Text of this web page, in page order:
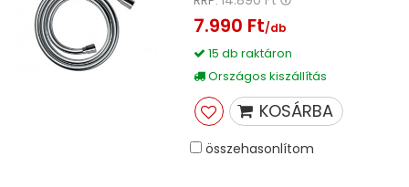
7.990 Ft/db
15 db raktáron
Országos kiszállítás
KOSÁRBA
összehasonlítom